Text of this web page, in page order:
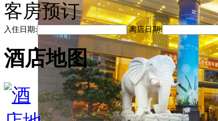
客房预订
入住日期: 离店日期:
酒店地图